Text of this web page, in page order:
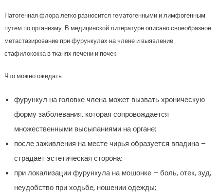
Патогенная флора легко разносится гематогенными и лимфогенным
путем по организму. В медицинской литературе описано своеобразное
метастазирование при фурункулах на члене и выявление
стафилококка в тканях печени и почек.
Что можно ожидать:
фурункул на головке члена может вызвать хроническую
форму заболевания, которая сопровождается
множественными высыпаниями на органе;
после заживления на месте чирья образуется впадина –
страдает эстетическая сторона;
при локализации фурункула на мошонке – боль, отек, зуд,
неудобство при ходьбе, ношении одежды;